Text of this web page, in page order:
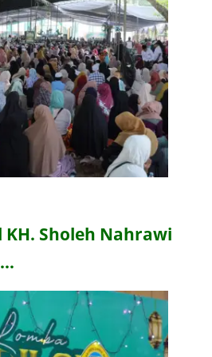
Sholeh Nahrawi